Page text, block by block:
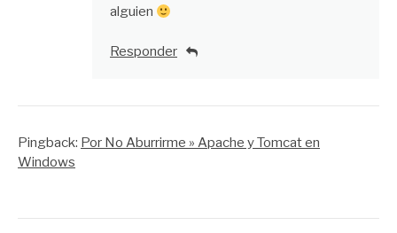
alguien
Responder
Pingback: Por No Aburrirme » Apache y Tomcat en
Windows